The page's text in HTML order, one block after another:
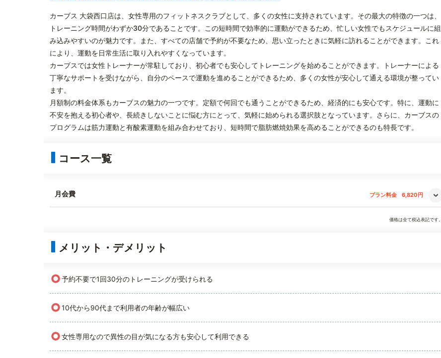
カーブス 大袋西口店は、女性専用のフィットネスクラブとして、多くの女性に支持されています。その最大の特徴の一つは、
トレーニング時間がわずか30分であることです。この短時間で効率的に運動ができるため、忙しい女性でもスケジュールに組
み込みやすいのが魅力です。また、すべての店舗で予約が不要なため、思い立ったときに気軽に訪れることができます。これ
により、運動を日常生活に取り入れやすくなっています。
カーブスでは女性トレーナーが常駐しており、初心者でも安心してトレーニングを始めることができます。トレーナーによる
丁寧なサポートを受けながら、自分のペースで運動を進めることができるため、多くの女性が安心して通える環境が整ってい
ます。
月額制の料金体系もカーブスの魅力の一つです。定額で何回でも通うことができるため、経済的にも安心です。特に、運動に
不安を抱える初心者や、長続きしないことに悩む方にとって、気軽に始められる選択肢となっています。さらに、カーブスの
プログラムは筋力運動と有酸素運動を組み合わせており、短時間で脂肪燃焼効果を高めることができるのも特長です。
コース一覧
月会費 プラン料金 6,820円
価格は全て税込表記です。
メリット・デメリット
○予約不要で1回30分のトレーニングが受けられる
○10代から90代まで利用者の年齢が幅広い
○女性専用なので異性の目が気になる方も安心して利用できる